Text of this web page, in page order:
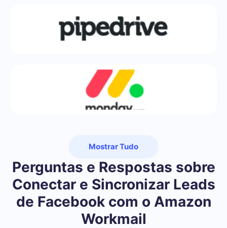
Mostrar Tudo
Perguntas e Respostas sobre
Conectar e Sincronizar Leads
de Facebook com o Amazon
Workmail